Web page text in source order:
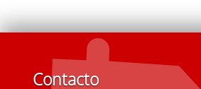
Contacto